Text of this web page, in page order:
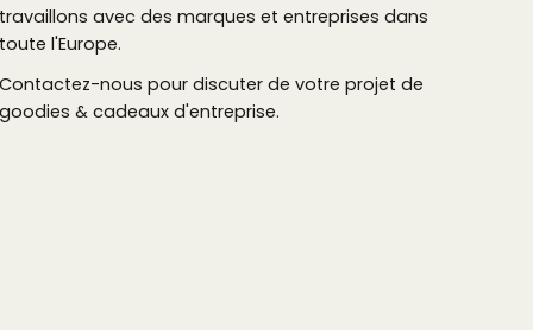
travaillons avec des marques et entreprises dans
toute l'Europe.
Contactez-nous pour discuter de votre projet de
goodies & cadeaux d'entreprise.